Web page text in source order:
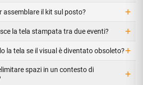
assemblare il kit sul posto? +
la tela stampata tra due eventi? +
la tela se il visual è diventato obsoleto?+
spazi in un contesto di
+